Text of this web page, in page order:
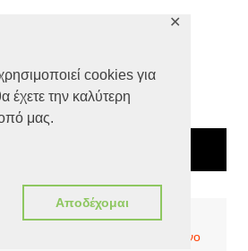
cookies για
έχετε την καλύτερη
μας.
Αποδέχομαι
✕
Ζωής
είναι σοφός ακόμη και στον ύπνο